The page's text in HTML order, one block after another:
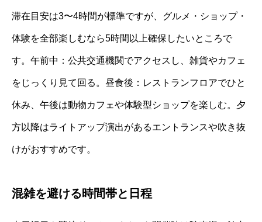
滞在目安は3〜4時間が標準ですが、グルメ・ショップ・
体験を全部楽しむなら5時間以上確保したいところで
す。午前中：公共交通機関でアクセスし、雑貨やカフェ
をじっくり見て回る。昼食後：レストランフロアでひと
休み、午後は動物カフェや体験型ショップを楽しむ。夕
方以降はライトアップ演出があるエントランスや吹き抜
けがおすすめです。
混雑を避ける時間帯と日程